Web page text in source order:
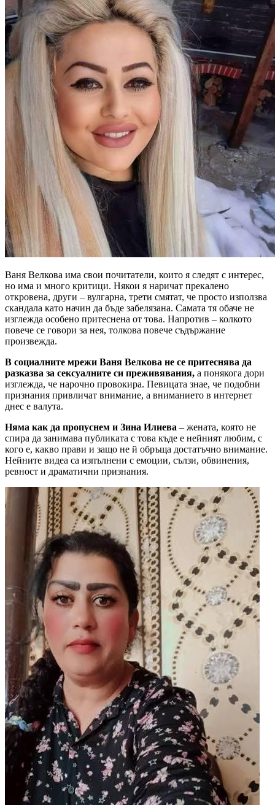
Ваня Велкова има свои почитатели, които я следят с интерес,
но има и много критици. Някои я наричат прекалено
откровена, други – вулгарна, трети смятат, че просто използва
скандала като начин да бъде забелязана. Самата тя обаче не
изглежда особено притеснена от това. Напротив – колкото
повече се говори за нея, толкова повече съдържание
произвежда.
В социалните мрежи Ваня Велкова не се притеснява да
разказва за сексуалните си преживявания, а понякога дори
изглежда, че нарочно провокира. Певицата знае, че подобни
признания привличат внимание, а вниманието в интернет
днес е валута.
Няма как да пропуснем и Зина Илиева – жената, която не
спира да занимава публиката с това къде е нейният любим, с
кого е, какво прави и защо не й обръща достатъчно внимание.
Нейните видеа са изпълнени с емоции, сълзи, обвинения,
ревност и драматични признания.